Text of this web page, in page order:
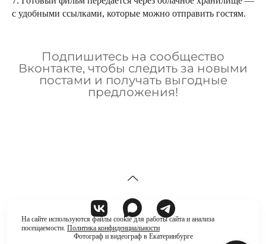
с удобными ссылками, которые можно отправить гостям.
Подпишитесь на сообщество
Вконтакте, чтобы следить за новыми
постами и получать выгодные
предложения!
Фотограф и видеограф в Екатеринбурге
На сайте используются файлы cookie для работы сайта и анализа
посещаемости. Политика конфиденциальности